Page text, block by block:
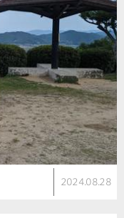
2024.08.28